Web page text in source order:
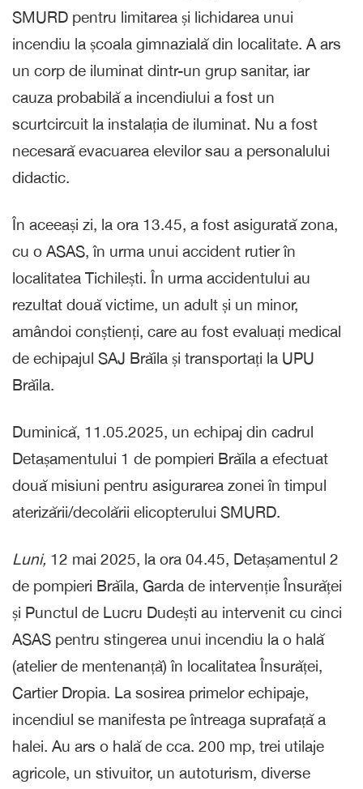
SMURD pentru limitarea și lichidarea unui
incendiu la școala gimnazială din localitate. A ars
un corp de iluminat dintr-un grup sanitar, iar
cauza probabilă a incendiului a fost un
scurtcircuit la instalația de iluminat. Nu a fost
necesară evacuarea elevilor sau a personalului
didactic.
În aceeași zi, la ora 13.45, a fost asigurată zona,
cu o ASAS, în urma unui accident rutier în
localitatea Tichilești. În urma accidentului au
rezultat două victime, un adult și un minor,
amândoi conștienți, care au fost evaluați medical
de echipajul SAJ Brăila și transportați la UPU
Brăila.
Duminică, 11.05.2025, un echipaj din cadrul
Detașamentului 1 de pompieri Brăila a efectuat
două misiuni pentru asigurarea zonei în timpul
aterizării/decolării elicopterului SMURD.
Luni, 12 mai 2025, la ora 04.45, Detașamentul 2
de pompieri Brăila, Garda de intervenție Însurăței
și Punctul de Lucru Dudești au intervenit cu cinci
ASAS pentru stingerea unui incendiu la o hală
(atelier de mentenanță) în localitatea Însurăței,
Cartier Dropia. La sosirea primelor echipaje,
incendiul se manifesta pe întreaga suprafață a
halei. Au ars o hală de cca. 200 mp, trei utilaje
agricole, un stivuitor, un autoturism, diverse